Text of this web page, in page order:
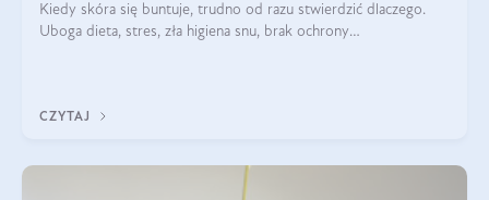
Kiedy skóra się buntuje, trudno od razu stwierdzić dlaczego.
Uboga dieta, stres, zła higiena snu, brak ochrony
CZYTAJ